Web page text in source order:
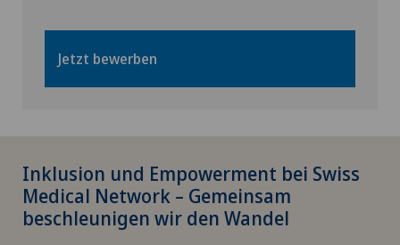
Jetzt bewerben
Inklusion und Empowerment bei Swiss
Medical Network – Gemeinsam
beschleunigen wir den Wandel